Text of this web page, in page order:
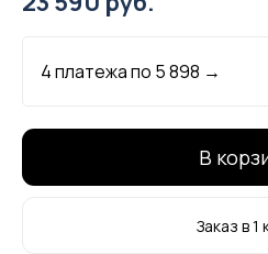
4 платежа по 5 898 →
В
Заказ в 1